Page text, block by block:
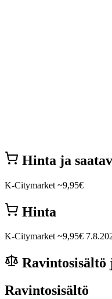
Hinta ja
K-Citymarket ~9,95€
Hinta
K-Citymarket ~9,95€
Ravintosisältö